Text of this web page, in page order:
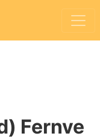
Fernve